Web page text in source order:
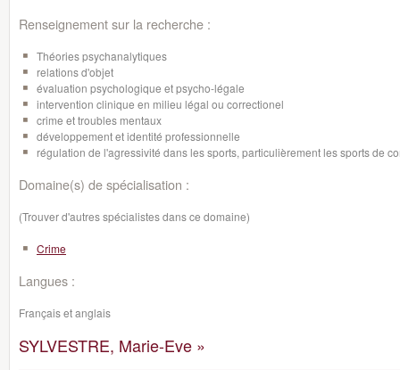
Renseignement sur la recherche :
Théories psychanalytiques
relations d'objet
évaluation psychologique et psycho-légale
intervention clinique en milieu légal ou correctionel
crime et troubles mentaux
développement et identité professionnelle
régulation de l'agressivité dans les sports, particulièrement les sports de
Domaine(s) de spécialisation :
(Trouver d'autres spécialistes dans ce domaine)
Crime
Langues :
Français et anglais
SYLVESTRE, Marie-Eve »